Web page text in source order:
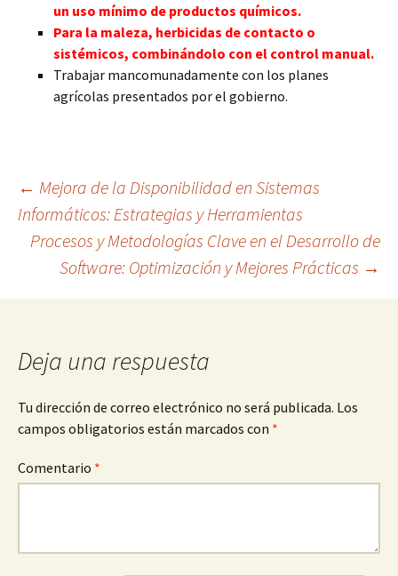
un uso mínimo de productos químicos.
Para la maleza, herbicidas de contacto o
sistémicos, combinándolo con el control manual.
Trabajar mancomunadamente con los planes
agrícolas presentados por el gobierno.
Navegación
de
entradas
← Mejora de la Disponibilidad en Sistemas
Informáticos: Estrategias y Herramientas
Procesos y Metodologías Clave en el Desarrollo de
Software: Optimización y Mejores Prácticas →
Deja una respuesta
Tu dirección de correo electrónico no será publicada. Los
campos obligatorios están marcados con *
Comentario *